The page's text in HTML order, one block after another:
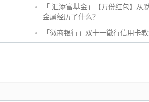
「 汇添富基金」【万份红包】从
金属经历了什么？
「徽商银行」双十一徽行信用卡